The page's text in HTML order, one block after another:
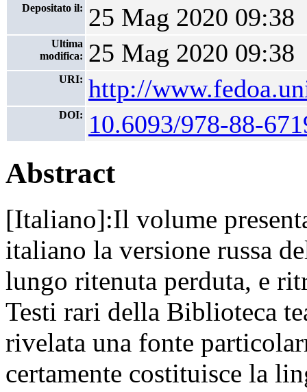
Depositato il: 25 Mag 2020 09:38
Ultima
modifica: 25 Mag 2020 09:38
URI: http://
DOI: 10.6093/978-88-
Abstract
[Italiano]:Il volume
italiano la versione russa
lungo ritenuta perduta, e
Testi rari della Biblioteca
rivelata una fonte
certamente costituisce la